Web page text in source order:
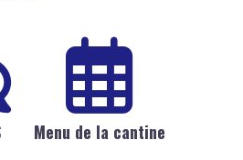
Menu de la cantine